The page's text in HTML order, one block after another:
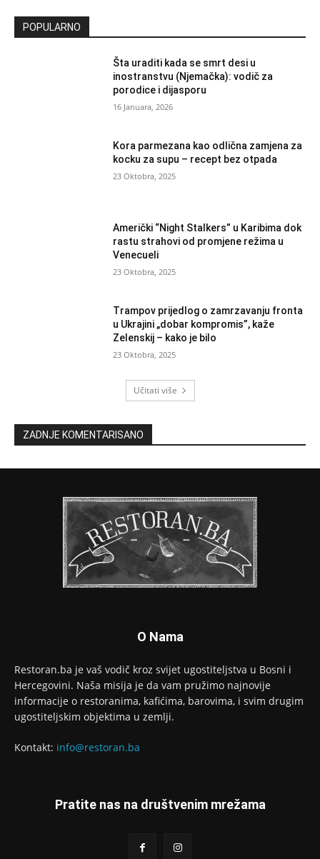
POPULARNO
Šta uraditi kada se smrt desi u
inostranstvu (Njemačka): vodič za
porodice i dijasporu
16 Januara, 2026
Kora parmezana kao odlična zamjena za
kocku za supu – recept bez otpada
23 Oktobra, 2025
Američki “Night Stalkers” u Karibima dok
rastu strahovi od promjene režima u
Venecueli
23 Oktobra, 2025
Trampov prijedlog o zamrzavanju fronta
u Ukrajini „dobar kompromis”, kaže
Zelenskij – kako je bilo
23 Oktobra, 2025
Učitati više
ZADNJE KOMENTARISANO
O Nama
Restoran.ba je vaš vodič kroz svijet ugostiteljstva u Bosni i
Hercegovini. Naša misija je da vam pružimo najnovije
informacije o restoranima, kafićima, barovima, i svim drugim
ugostiteljskim objektima u zemlji.
Kontakt: info@restoran.ba
Pratite nas na društvenim mrežama